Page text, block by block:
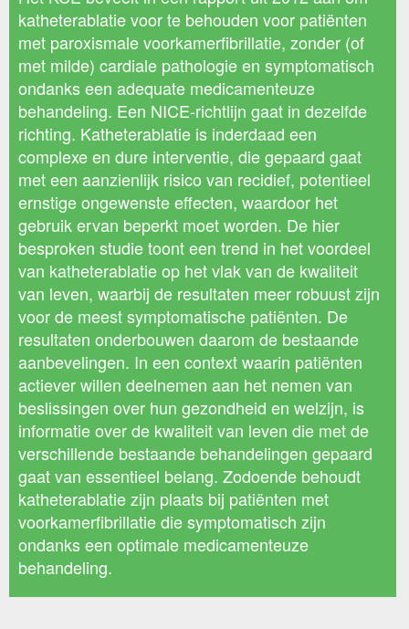
katheterablatie voor te behouden voor patiënten
met paroxismale voorkamerfibrillatie, zonder (of
met milde) cardiale pathologie en symptomatisch
ondanks een adequate medicamenteuze
behandeling. Een NICE-richtlijn gaat in dezelfde
richting. Katheterablatie is inderdaad een
complexe en dure interventie, die gepaard gaat
met een aanzienlijk risico van recidief, potentieel
ernstige ongewenste effecten, waardoor het
gebruik ervan beperkt moet worden. De hier
besproken studie toont een trend in het voordeel
van katheterablatie op het vlak van de kwaliteit
van leven, waarbij de resultaten meer robuust zijn
voor de meest symptomatische patiënten. De
resultaten onderbouwen daarom de bestaande
aanbevelingen. In een context waarin patiënten
actiever willen deelnemen aan het nemen van
beslissingen over hun gezondheid en welzijn, is
informatie over de kwaliteit van leven die met de
verschillende bestaande behandelingen gepaard
gaat van essentieel belang. Zodoende behoudt
katheterablatie zijn plaats bij patiënten met
voorkamerfibrillatie die symptomatisch zijn
ondanks een optimale medicamenteuze
behandeling.